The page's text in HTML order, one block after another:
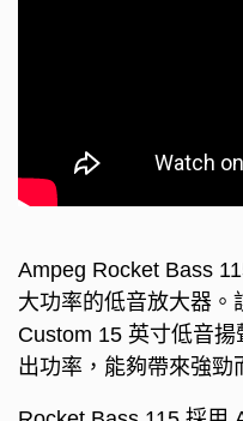
Ampeg Rocket Bass
大功率的低音放大器。
Custom 15 英寸低音
出功率，能夠帶來強勁